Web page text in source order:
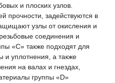
и плоских узлов.
прочности, задействуются в
узлы от окисления и
соединения и
«С» также подходят для
и уплотнения, а также
на валах и гнездах,
группы «D»